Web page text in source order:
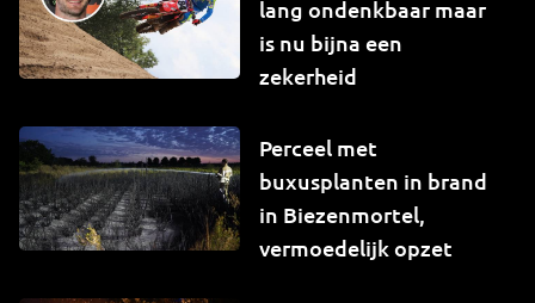
lang ondenkbaar maar
is nu bijna een
zekerheid
Perceel met
buxusplanten in brand
in Biezenmortel,
vermoedelijk opzet